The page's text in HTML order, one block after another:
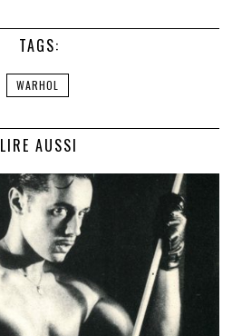
TAGS:
WARHOL
LIRE AUSSI